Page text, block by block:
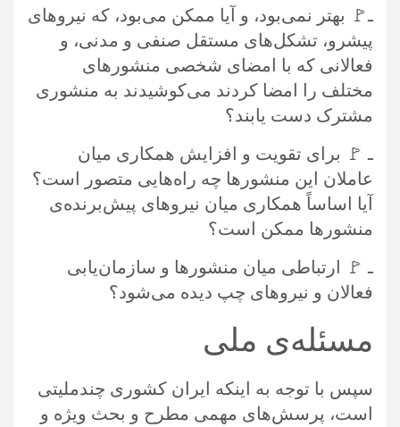
ـ🚩 بهتر نمی‌بود، و آیا ممکن می‌بود، که نیروهای
پیشرو، تشکل‌های مستقل صنفی و مدنی، و
فعالانی که با امضای شخصی منشورهای
مختلف را امضا کردند می‌کوشیدند به منشوری
مشترک دست یابند؟
ـ 🚩 برای تقویت و افزایش همکاری میان
عاملان این منشورها چه راه‌هایی متصور است؟
آیا اساساً همکاری میان نیروهای پیش‌برنده‌ی
منشورها ممکن است؟
ـ 🚩 ارتباطی میان منشورها و سازمان‌یابی
فعالان و نیروهای چپ دیده می‌شود؟
مسئله‌ی ملی
سپس با توجه به اینکه ایران کشوری چندملیتی
است، پرسش‌های مهمی مطرح و بحث ویژه‌ و